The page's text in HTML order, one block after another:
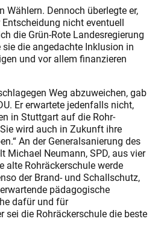
Wählern. Dennoch überlegte er,
nicht eventuell
die Grün-Rote Landesregierung
die angedachte Inklusion in
und vor allem finanzieren
Weg abzuweichen, gab
Er erwartete jedenfalls nicht,
in Stuttgart auf die Rohr­
wird auch in Zukunft ihre
An der Generalsanierung des
Michael Neumann, SPD, aus vier
alte Rohr­äckerschule werde
der Brand- und Schallschutz,
pädagogische
dafür und für
sei die Rohräckerschule die beste